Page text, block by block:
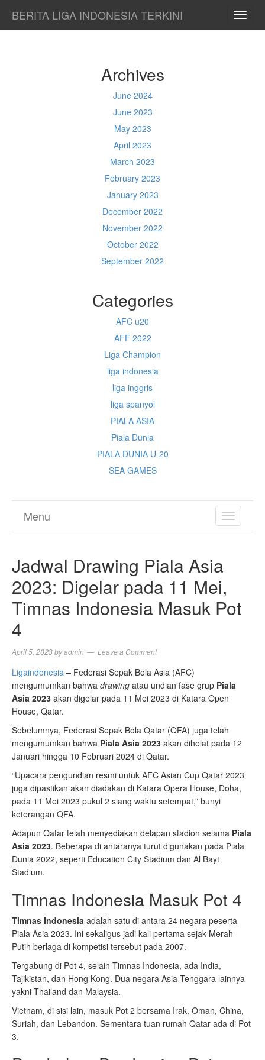
BERITA LIGA INDONESIA TERKINI
Archives
June 2024
June 2023
May 2023
April 2023
March 2023
February 2023
January 2023
December 2022
November 2022
October 2022
September 2022
Categories
AFC u20
AFF 2022
Liga Champion
liga indonesia
liga inggris
liga spanyol
PIALA ASIA
Piala Dunia
PIALA DUNIA U-20
SEA GAMES
TOGGLE
Menu
Jadwal Drawing Piala Asia
2023: Digelar pada 11 Mei,
Timnas Indonesia Masuk Pot
4
April 5, 2023byadmin Leave a Comment
Ligaindonesia – Federasi Sepak Bola Asia (AFC)
mengumumkan bahwa drawing atau undian fase grup Piala
Asia 2023 akan digelar pada 11 Mei 2023 di Katara Open
House, Qatar.
Sebelumnya, Federasi Sepak Bola Qatar (QFA) juga telah
mengumumkan bahwa Piala Asia 2023 akan dihelat pada 12
Januari hingga 10 Februari 2024 di Qatar.
“Upacara pengundian resmi untuk AFC Asian Cup Qatar 2023
juga dipastikan akan diadakan di Katara Opera House, Doha,
pada 11 Mei 2023 pukul 2 siang waktu setempat,” bunyi
keterangan QFA.
Adapun Qatar telah menyediakan delapan stadion selama Piala
Asia 2023. Beberapa di antaranya turut digunakan pada Piala
Dunia 2022, seperti Education City Stadium dan Al Bayt
Stadium.
Timnas Indonesia Masuk Pot 4
Timnas Indonesia adalah satu di antara 24 negara peserta
Piala Asia 2023. Ini sekaligus jadi kali pertama sejak Merah
Putih berlaga di kompetisi tersebut pada 2007.
Tergabung di Pot 4, selain Timnas Indonesia, ada India,
Tajikistan, dan Hong Kong. Dua negara Asia Tenggara lainnya
yakni Thailand dan Malaysia.
Vietnam, di sisi lain, masuk Pot 2 bersama Irak, Oman, China,
Suriah, dan Lebandon. Sementara tuan rumah Qatar ada di Pot
3.